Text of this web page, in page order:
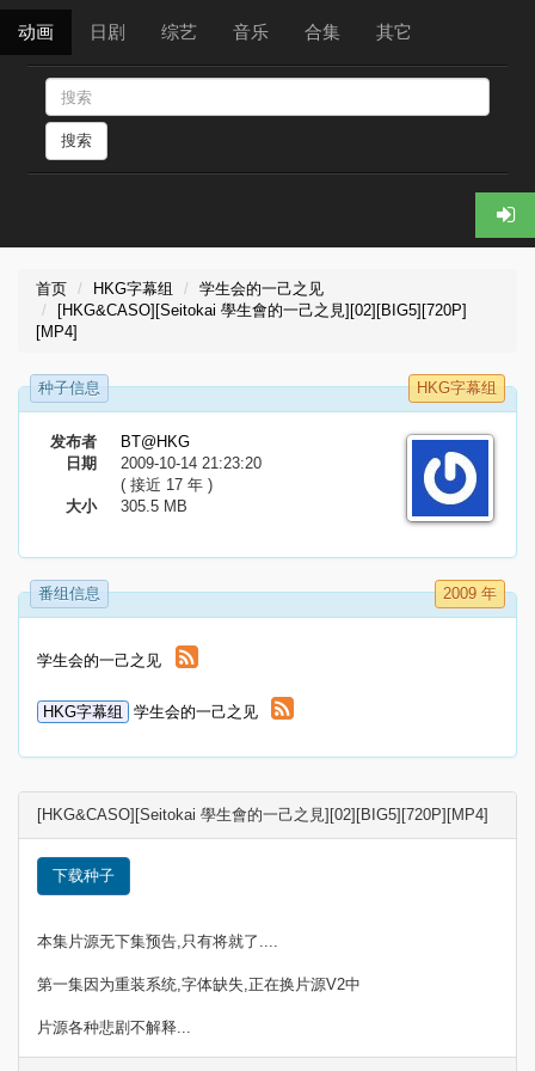
动画 日剧 综艺 音乐 合集 其它
搜索
首页 HKG字幕组
学生会的一己之见
[HKG&CASO][Seitokai 學生會的一己之見][02][BIG5][720P]
[MP4]
种子信息 HKG字幕组
发布者
BT@HKG
日期
2009-10-14 21:23:20
( 接近 17 年 )
大小
305.5 MB
番组信息 2009 年
学生会的一己之见
HKG字幕组 学生会的一己之见
[HKG&CASO][Seitokai 學生會的一己之見][02][BIG5][720P][MP4]
下载种子
本集片源无下集预告,只有将就了....
第一集因为重装系统,字体缺失,正在换片源V2中
片源各种悲剧不解释...